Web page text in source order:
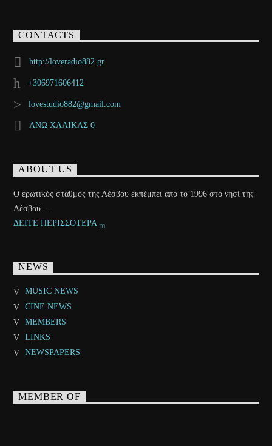
CONTACTS
http://loveradio882.gr
+306971606412
lovestudio882@gmail.com
ΑΝΩ ΧΑΛΙΚΑΣ 0
ABOUT US
Ο ερωτικός σταθμός της Λέσβου εκπέμπει από το 1996 στο νησί της
Λέσβου....
ΔΕΙΤΕ ΠΕΡΙΣΣΟΤΕΡΑ
NEWS
MUSIC NEWS
CINE NEWS
MEMBERS
LINKS
NEWSPAPERS
MEMBER OF